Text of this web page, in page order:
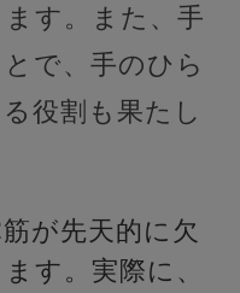
す。また、手
で、手のひら
役割も果たし
が先天的に欠
す。実際に、